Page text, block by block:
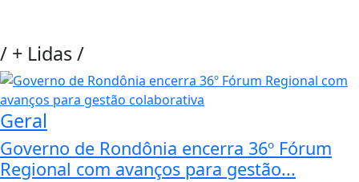
/ + Lidas/
Geral
Governo de Rondônia encerra 36º Fórum
Regional com avanços para gestão...